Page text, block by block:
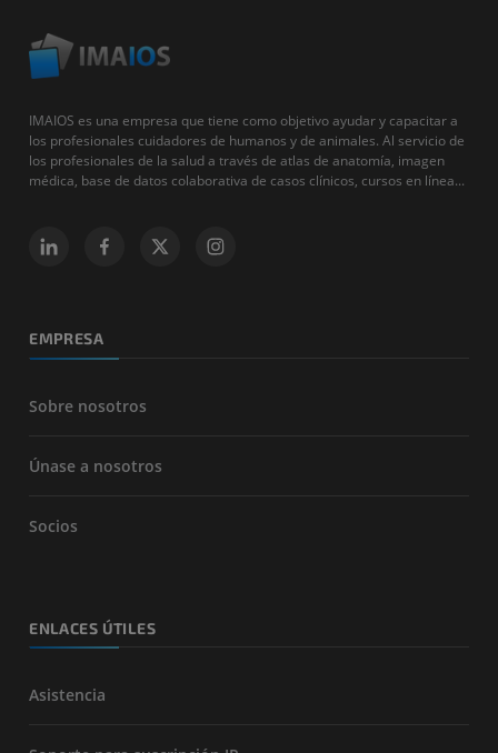
IMAIOS es una empresa que tiene como objetivo ayudar y capacitar a
los profesionales cuidadores de humanos y de animales. Al servicio de
los profesionales de la salud a través de atlas de anatomía, imagen
médica, base de datos colaborativa de casos clínicos, cursos en línea...
EMPRESA
Sobre nosotros
Únase a nosotros
Socios
ENLACES ÚTILES
Asistencia